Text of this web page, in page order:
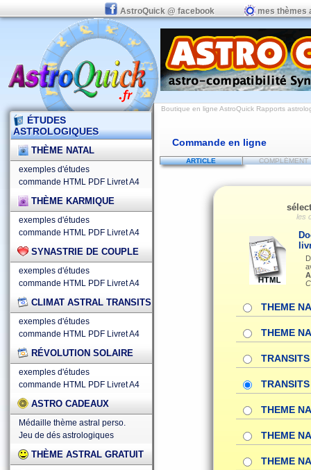
AstroQuick @ facebook mes thèmes
ÉTUDES
ASTROLOGIQUES
THÈME NATAL
exemples d'études
commande HTML PDF Livret A4
THÈME KARMIQUE
exemples d'études
commande HTML PDF Livret A4
SYNASTRIE DE COUPLE
exemples d'études
commande HTML PDF Livret A4
CLIMAT ASTRAL TRANSITS
exemples d'études
commande HTML PDF Livret A4
RÉVOLUTION SOLAIRE
exemples d'études
commande HTML PDF Livret A4
ASTRO CADEAUX
Médaille thème astral perso.
Jeu de dés astrologiques
THÈME ASTRAL GRATUIT
Boutique en ligne AstroQuick Rapports
Commande en ligne
ARTICLE COMPLÉMENT
les
THEME
THEME
THEME
THEME
THEME